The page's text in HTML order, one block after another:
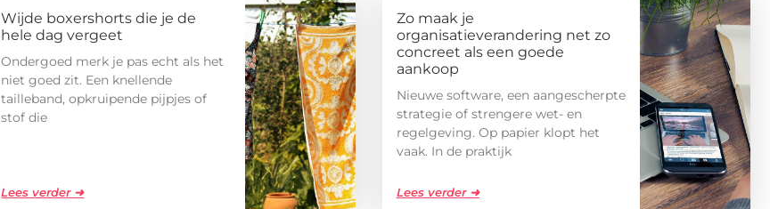
Wijde boxershorts die je de
hele dag vergeet
Ondergoed merk je pas echt als het
niet goed zit. Een knellende
tailleband, opkruipende pijpjes of
stof die
Lees verder ➜
Zo maak je
organisatieverandering net zo
concreet als een goede
aankoop
Nieuwe software, een aangescherpte
strategie of strengere wet- en
regelgeving. Op papier klopt het
vaak. In de praktijk
Lees verder ➜